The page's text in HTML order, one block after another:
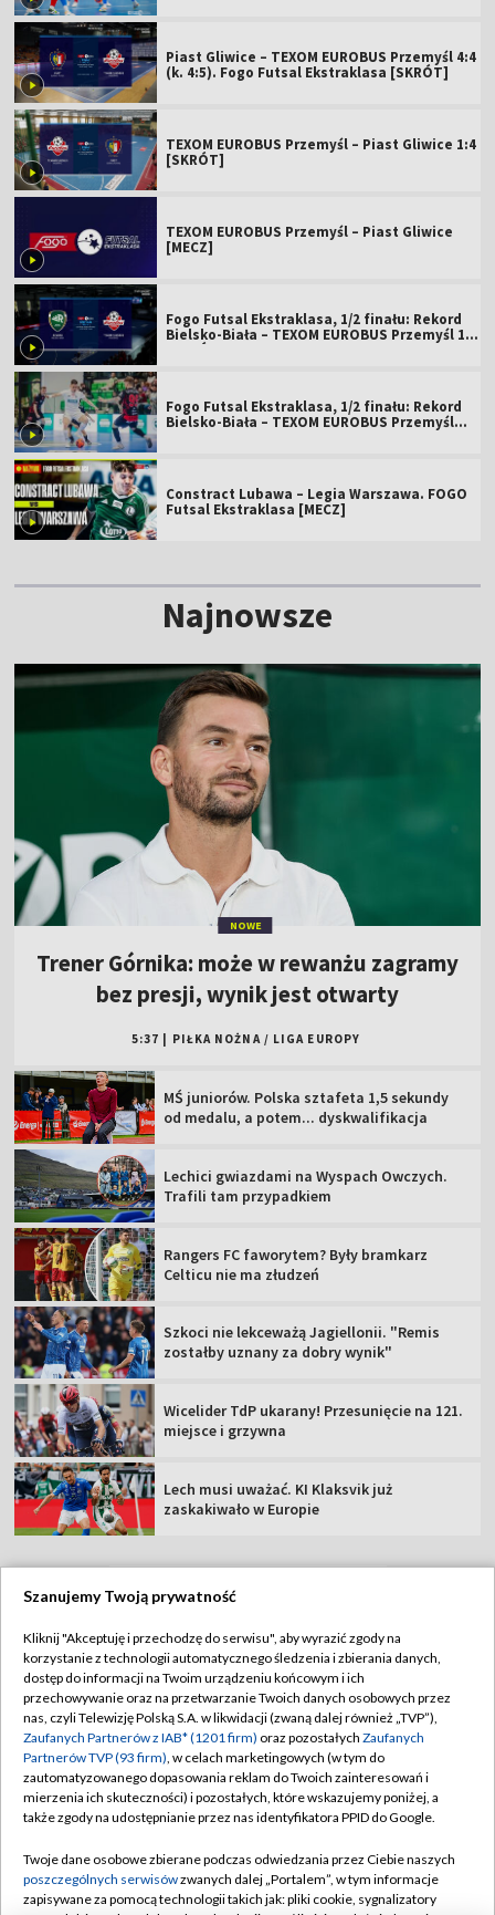
Piast Gliwice – TEXOM EUROBUS Przemyśl 4:4
(k. 4:5). Fogo Futsal Ekstraklasa [SKRÓT]
TEXOM EUROBUS Przemyśl – Piast Gliwice 1:4
[SKRÓT]
TEXOM EUROBUS Przemyśl – Piast Gliwice
[MECZ]
Fogo Futsal Ekstraklasa, 1/2 finału: Rekord
Bielsko-Biała – TEXOM EUROBUS Przemyśl 1:3
[SKRÓT]
Fogo Futsal Ekstraklasa, 1/2 finału: Rekord
Bielsko-Biała – TEXOM EUROBUS Przemyśl
Constract Lubawa – Legia Warszawa. FOGO
Futsal Ekstraklasa [MECZ]
Najnowsze
NOWE
Trener Górnika: może w rewanżu zagramy
bez presji, wynik jest otwarty
5:37 PIŁKA NOŻNA / LIGA EUROPY
MŚ juniorów. Polska sztafeta 1,5 sekundy
od medalu, a potem... dyskwalifikacja
Lechici gwiazdami na Wyspach Owczych.
Trafili tam przypadkiem
Rangers FC faworytem? Były bramkarz
Celticu nie ma złudzeń
Szkoci nie lekceważą Jagiellonii. "Remis
zostałby uznany za dobry wynik"
Wicelider TdP ukarany! Przesunięcie na 121.
miejsce i grzywna
Lech musi uważać. KI Klaksvik już
zaskakiwało w Europie
Abonament TVP
Sklep TVP
Biuro Reklamy
Oferta Handlowa
Telegazeta ogłoszenia
Rada Programowa
Ogłoszenia przetargowe
Regulamin TVP
Polityka prywatności
Moje zgody
Biuro reklamy
Kontakt
Kanały
Szanujemy Twoją prywatność
Kliknij "Akceptuję i przechodzę do serwisu", aby wyrazić zgody na
korzystanie z technologii automatycznego śledzenia i zbierania danych,
dostęp do informacji na Twoim urządzeniu końcowym i ich
przechowywanie oraz na przetwarzanie Twoich danych osobowych przez
nas, czyli Telewizję Polską S.A. w likwidacji (zwaną dalej również „TVP”),
Zaufanych Partnerów z IAB* (1201 firm) oraz pozostałych Zaufanych
Partnerów TVP (93 firm), w celach marketingowych (w tym do
zautomatyzowanego dopasowania reklam do Twoich zainteresowań i
mierzenia ich skuteczności) i pozostałych, które wskazujemy poniżej, a
także zgody na udostępnianie przez nas identyfikatora PPID do Google.
Twoje dane osobowe zbierane podczas odwiedzania przez Ciebie naszych
poszczególnych serwisówzwanych dalej „Portalem”, w tym informacje
zapisywane za pomocą technologii takich jak: pliki cookie, sygnalizatory